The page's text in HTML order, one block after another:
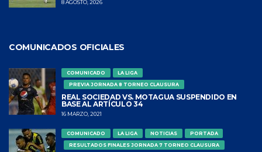
8 AGOSTO, 2026
COMUNICADOS OFICIALES
COMUNICADO
LA LIGA
PREVIA JORNADA 8 TORNEO CLAUSURA
REAL SOCIEDAD VS. MOTAGUA SUSPENDIDO EN
BASE AL ARTÍCULO 34
16 MARZO, 2021
COMUNICADO LA LIGA NOTICIAS
PORTADA
RESULTADOS FINALES JORNADA 7 TORNEO CLAUSURA